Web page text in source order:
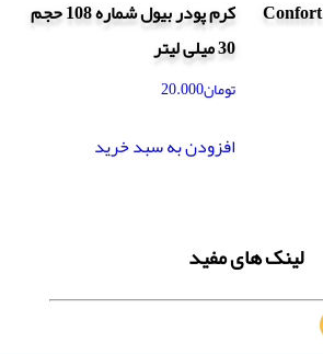
کرم پودر ایوروشه مدل Confort
کرم پودر بیول شماره 108 حجم
30 میلی لیتر
تومان20.000
افزودن به سبد خرید
لینک های مفید